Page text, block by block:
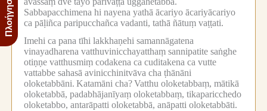
Sabbapacchimena hi nayena yathā ācariyo ācariyācariyo
ca pāḷiñca paripucchañca vadanti, tathā ñātuṃ vaṭṭati.
Imehi ca pana tīhi lakkhaṇehi samannāgatena
vinayadharena vatthuvinicchayatthaṃ sannipatite saṅghe
otiṇṇe vatthusmiṃ codakena ca cuditakena ca vutte
vattabbe sahasā avinicchinitvāva cha ṭhānāni
oloketabbāni. Katamāni cha?Vatthu oloketabbaṃ, mātikā
oloketabbā, padabhājanīyaṃ oloketabbaṃ, tikaparicchedo
oloketabbo, antarāpatti oloketabbā, anāpatti oloketabbāti.